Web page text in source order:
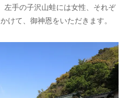
左手の子沢山蛙には女性、それぞ
けて、御神恩をいただきます。